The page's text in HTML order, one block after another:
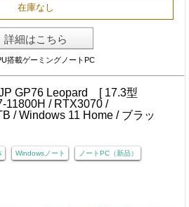
在庫なし
詳細はこちら
搭載ゲーミングノートPC
Windowsノート ノートPC（新品）